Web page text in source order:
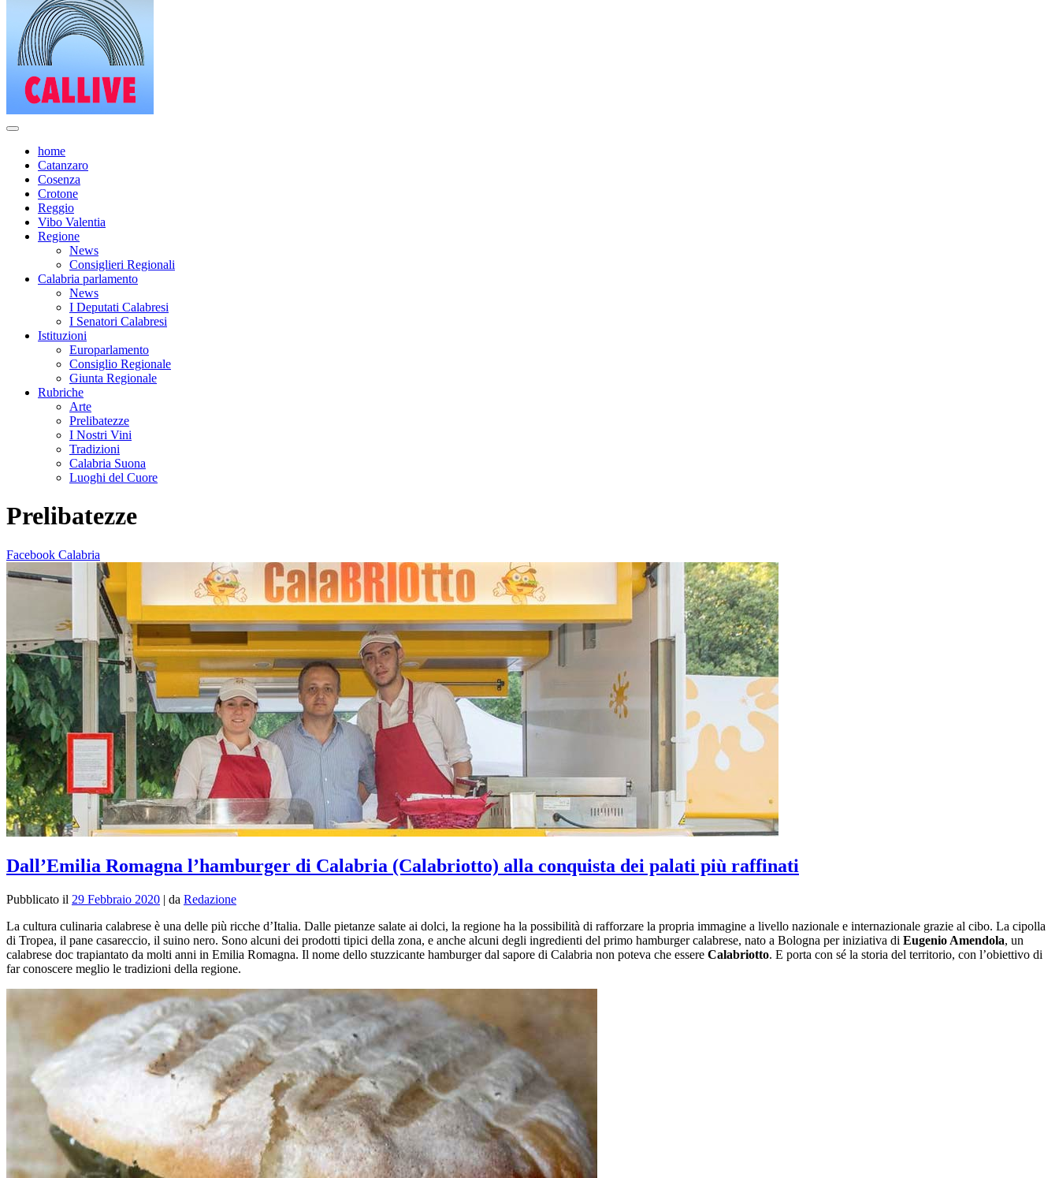
home
Catanzaro
Cosenza
Crotone
Reggio
Vibo Valentia
Regione
News
Consiglieri Regionali
Calabria parlamento
News
I Deputati Calabresi
I Senatori Calabresi
Istituzioni
Europarlamento
Consiglio Regionale
Giunta Regionale
Rubriche
Arte
Prelibatezze
I Nostri Vini
Tradizioni
Calabria Suona
Luoghi del Cuore
Prelibatezze
Facebook Calabria
Dall’Emilia Romagna l’hamburger di Calabria (Calabriotto) alla conquista dei palati più raffinati
Pubblicato il 29 Febbraio 2020 | da Redazione
La cultura culinaria calabrese è una delle più ricche d’Italia. Dalle pietanze salate ai dolci, la regione ha la possibilità di rafforzare la propria immagine a livello nazionale e internazionale grazie al cibo. La cipolla
di Tropea, il pane casareccio, il suino nero. Sono alcuni dei prodotti tipici della zona, e anche alcuni degli ingredienti del primo hamburger calabrese, nato a Bologna per iniziativa di Eugenio Amendola, un
calabrese doc trapiantato da molti anni in Emilia Romagna. Il nome dello stuzzicante hamburger dal sapore di Calabria non poteva che essere Calabriotto. E porta con sé la storia del territorio, con l’obiettivo di
far conoscere meglio le tradizioni della regione.